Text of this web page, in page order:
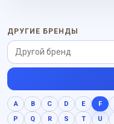
ДРУГИЕ БРЕНДЫ
A B C D E F
P
Q R S T U